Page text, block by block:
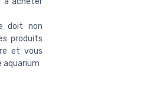
doit non
produits
et vous